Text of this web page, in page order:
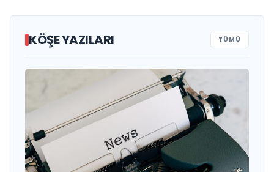
KÖŞE YAZILARI TÜMÜ